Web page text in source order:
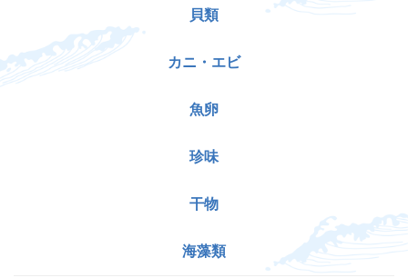
貝類
カニ・エビ
魚卵
珍味
干物
海藻類